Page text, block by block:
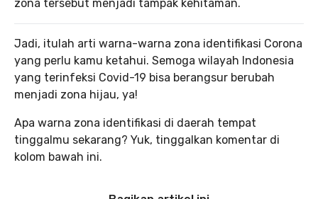
zona tersebut menjadi tampak kehitaman.
Jadi, itulah arti warna-warna zona identifikasi Corona
yang perlu kamu ketahui. Semoga wilayah Indonesia
yang terinfeksi Covid-19 bisa berangsur berubah
menjadi zona hijau, ya!
Apa warna zona identifikasi di daerah tempat
tinggalmu sekarang? Yuk, tinggalkan komentar di
kolom bawah ini.